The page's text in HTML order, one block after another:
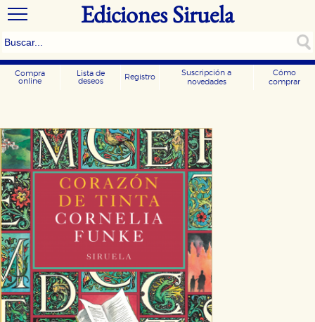
Ediciones Siruela
Compra
online
Lista de
deseos
Registro
Suscripción a
novedades
Cómo
comprar